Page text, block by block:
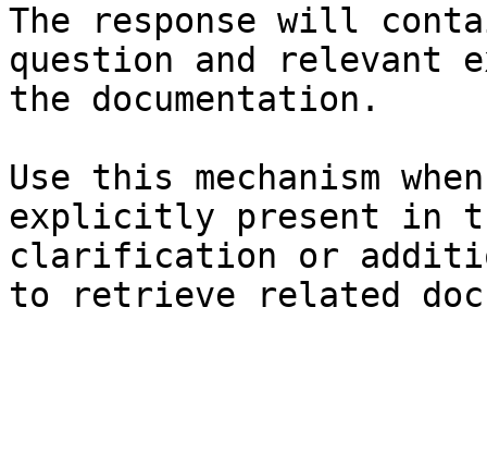
The response will
question and relevant
the documentation.
Use this mechanism
explicitly present in
clarification or